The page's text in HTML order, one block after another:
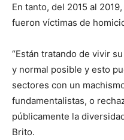
En tanto, del 2015 al
fueron víctimas de
“Están tratando de vivir
y normal posible y esto
sectores con un
fundamentalistas, o
públicamente la
Brito.